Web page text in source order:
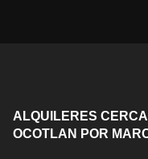
ALQUILERES
OCOTLAN POR